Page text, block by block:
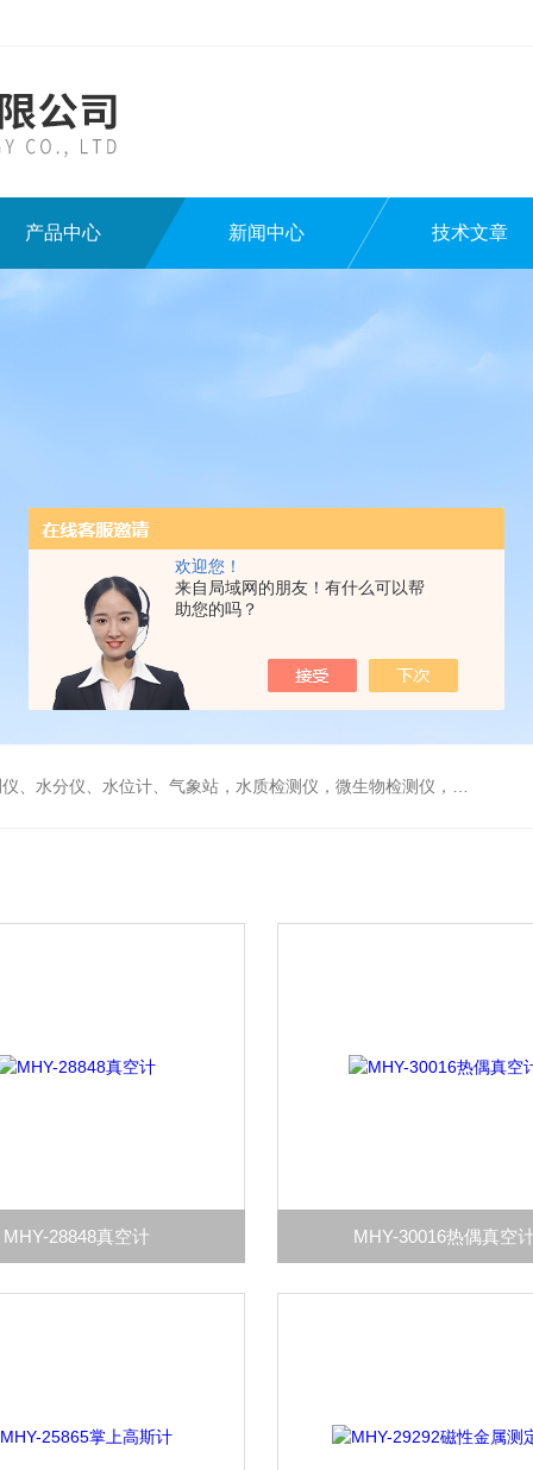
欢迎您！
来自局域网的朋友！有什么可以帮
助您的吗？
产品中心 新闻中心 技术文章
仪、水位计、气象站，水质检测仪，微生物检测仪，气体检测仪
MHY-28848真空计 MHY-30016热偶真空